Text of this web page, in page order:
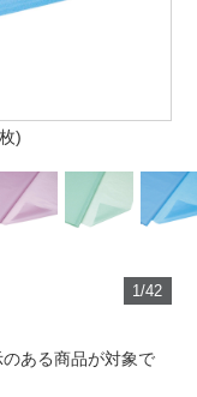
)
1/42
ある商品が対象で